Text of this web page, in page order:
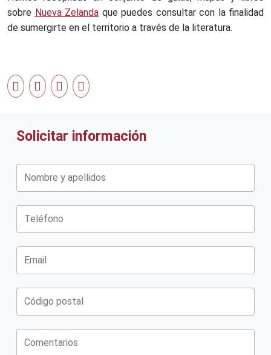
sobre Nueva Zelanda que puedes consultar con la finalidad
de sumergirte en el territorio a través de la literatura.
Solicitar información